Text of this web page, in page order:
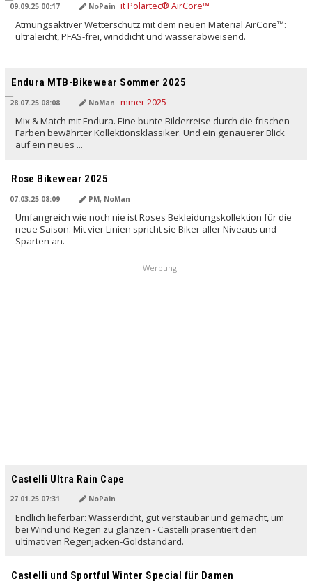
09.09.25 00:17 NoPain
Atmungsaktiver Wetterschutz mit dem neuen Material AirCore™:
ultraleicht, PFAS-frei, winddicht und wasserabweisend.
Endura MTB-Bikewear Sommer 2025
28.07.25 08:08 NoMan
Mix & Match mit Endura. Eine bunte Bilderreise durch die frischen
Farben bewährter Kollektionsklassiker. Und ein genauerer Blick
auf ein neues ...
Rose Bikewear 2025
07.03.25 08:09 PM, NoMan
Umfangreich wie noch nie ist Roses Bekleidungskollektion für die
neue Saison. Mit vier Linien spricht sie Biker aller Niveaus und
Sparten an.
Werbung
Castelli Ultra Rain Cape
27.01.25 07:31 NoPain
Endlich lieferbar: Wasserdicht, gut verstaubar und gemacht, um
bei Wind und Regen zu glänzen - Castelli präsentiert den
ultimativen Regenjacken-Goldstandard.
Castelli und Sportful Winter Special für Damen